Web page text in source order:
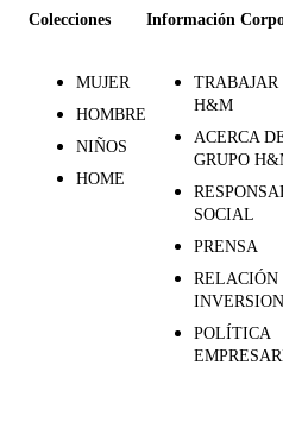
Colecciones
MUJER
HOMBRE
NIÑOS
HOME
Información
TRABAJAR
H&M
ACERCA
GRUPO
SOCIAL
PRENSA
RELACIÓN
POLÍTICA